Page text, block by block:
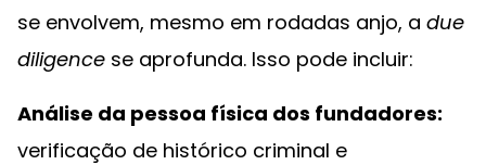
se envolvem, mesmo em rodadas anjo, a due
diligence se aprofunda. Isso pode incluir:
Análise da pessoa física dos fundadores:
verificação de histórico criminal e